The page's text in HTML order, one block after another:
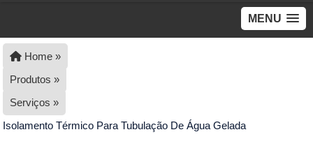
MENU
Home »
Produtos »
Serviços »
Isolamento Térmico Para Tubulação De Água Gelada